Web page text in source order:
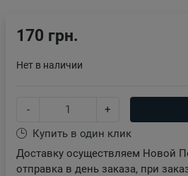
170 грн.
Нет в наличии
- +
Купить в один клик
Доставку осуществляем Новой
отправка в день заказа, при